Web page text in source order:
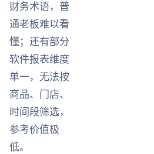
财务术语，普
通老板难以看
懂；还有部分
软件报表维度
单一，无法按
商品、门店、
时间段筛选，
参考价值极
低。